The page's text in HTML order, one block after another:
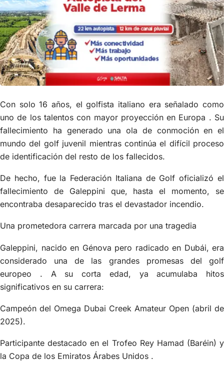
Con solo 16 años, el golfista italiano era señalado como
uno de los talentos con mayor proyección en Europa . Su
fallecimiento ha generado una ola de conmoción en el
mundo del golf juvenil mientras continúa el difícil proceso
de identificación del resto de los fallecidos.
De hecho, fue la Federación Italiana de Golf oficializó el
fallecimiento de Galeppini que, hasta el momento, se
encontraba desaparecido tras el devastador incendio.
Una prometedora carrera marcada por una tragedia
Galeppini, nacido en Génova pero radicado en Dubái, era
considerado una de las grandes promesas del golf
europeo . A su corta edad, ya acumulaba hitos
significativos en su carrera:
Campeón del Omega Dubai Creek Amateur Open (abril de
2025).
Participante destacado en el Trofeo Rey Hamad (Baréin) y
la Copa de los Emiratos Árabes Unidos .